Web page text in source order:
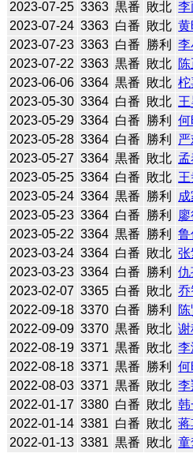
2023-07-25 3363 黒番 敗北 李
2023-07-24 3363 白番 敗北 黄
2023-07-23 3363 白番 勝利 李
2023-07-22 3363 黒番 敗北
2023-06-06 3364 黒番 敗北 柁
2023-05-30 3364 白番 敗北
2023-05-29 3364 白番 勝利 何
2023-05-28 3364 白番 勝利 严
2023-05-27 3364 黒番 敗北
2023-05-25 3364 白番 敗北
2023-05-24 3364 黒番 勝利
2023-05-23 3364 白番 勝利
2023-05-22 3364 黒番 勝利 鲁
2023-03-24 3364 白番 敗北 张
2023-03-23 3364 白番 勝利 仇
2023-02-07 3365 白番 敗北 乔
2022-09-18 3370 白番 勝利
2022-09-09 3370 黒番 敗北 谢
2022-08-19 3371 黒番 敗北 李
2022-08-18 3371 黒番 勝利 何
2022-08-03 3371 黒番 敗北 李
2022-01-17 3380 白番 敗北 韩
2022-01-14 3381 白番 敗北 蒋
2022-01-13 3381 黒番 敗北 童